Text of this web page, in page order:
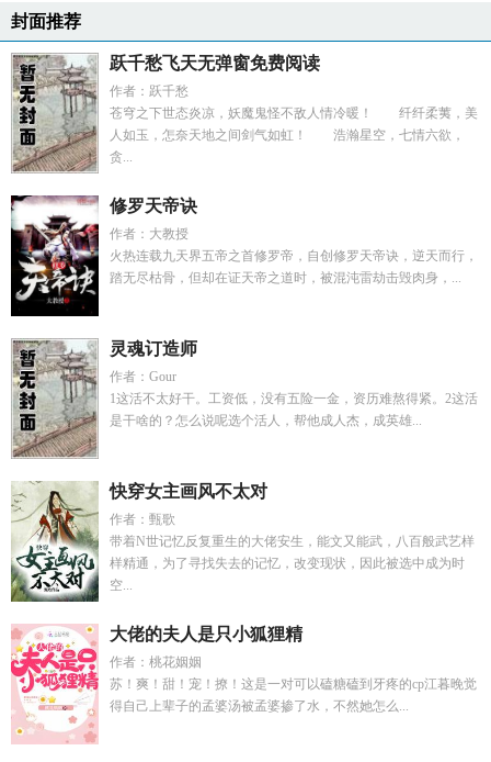
封面推荐
跃千愁飞天无弹窗免费阅读
作者：跃千愁
苍穹之下世态炎凉，妖魔鬼怪不敌人情冷暖！ 纤纤柔荑，美
人如玉，怎奈天地之间剑气如虹！ 浩瀚星空，七情六欲，
贪...
修罗天帝诀
作者：大教授
火热连载九天界五帝之首修罗帝，自创修罗天帝诀，逆天而行，
踏无尽枯骨，但却在证天帝之道时，被混沌雷劫击毁肉身，...
灵魂订造师
作者：Gour
1这活不太好干。工资低，没有五险一金，资历难熬得紧。2这活
是干啥的？怎么说呢选个活人，帮他成人杰，成英雄...
快穿女主画风不太对
作者：甄歌
带着N世记忆反复重生的大佬安生，能文又能武，八百般武艺样
样精通，为了寻找失去的记忆，改变现状，因此被选中成为时
空...
大佬的夫人是只小狐狸精
作者：桃花姻姻
苏！爽！甜！宠！撩！这是一对可以磕糖磕到牙疼的cp江暮晚觉
得自己上辈子的孟婆汤被孟婆掺了水，不然她怎么...